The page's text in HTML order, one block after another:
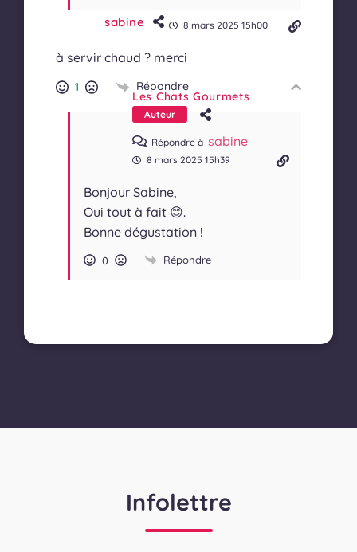
sabine 8 mars 2025 15h00
à servir chaud ? merci
1 Répondre
Les Chats Gourmets
Auteur
Répondre à sabine
8 mars 2025 15h39
Bonjour Sabine,
Oui tout à fait 😊.
Bonne dégustation !
0 Répondre
Infolettre